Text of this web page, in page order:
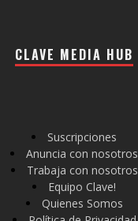
CLAVE MEDIA HUB
Suscripciones
Anuncia con nosotros
Trabaja con nosotros
Equipo Clave!
Quienes Somos